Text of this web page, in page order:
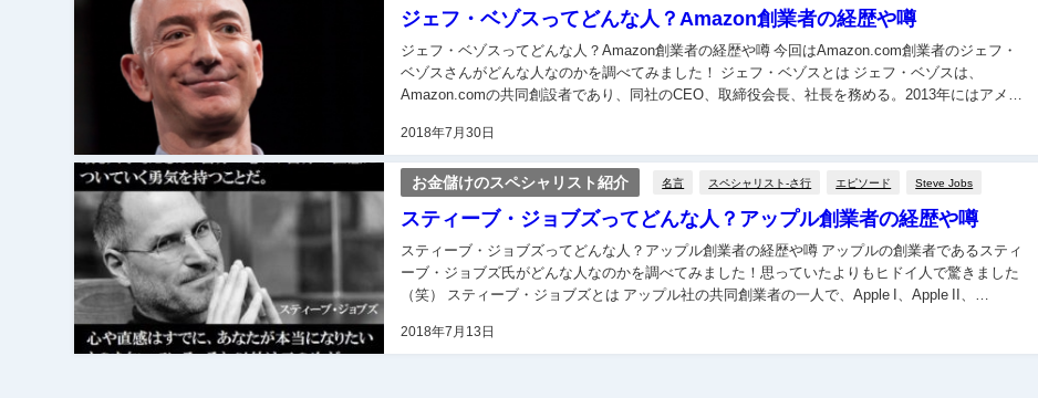
ジェフ・ベゾスってどんな人？Amazon創業者の経歴や噂
2018年7月30日
ジェフ・ベゾスってどんな人？Amazon創業者の経歴や噂 今回はAmazon.com創業者のジェフ・
ベゾスさんがどんな人なのかを調べてみました！ ジェフ・ベゾスとは ジェフ・ベゾスは、
Amazon.comの共同創設者であり、同社のCEO、取締役会長、社長を務める。2013年にはアメリ
お金儲けのスペシャリスト紹介 名言 スペシャリスト-さ行 エピソード Steve Jobs
スティーブ・ジョブズってどんな人？アップル創業者の経歴や噂
2018年7月13日
スティーブ・ジョブズってどんな人？アップル創業者の経歴や噂 アップルの創業者であるスティ
ーブ・ジョブズ氏がどんな人なのかを調べてみました！思っていたよりもヒドイ人で驚きました
（笑） スティーブ・ジョブズとは アップル社の共同創業者の一人で、Apple I、Apple II、